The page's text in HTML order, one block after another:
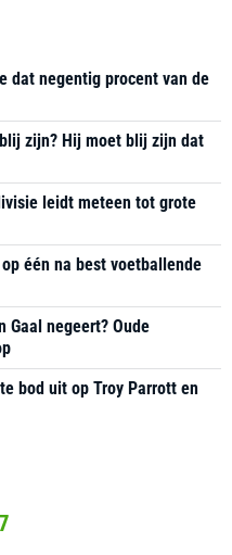
dat negentig procent van de
zijn? Hij moet blij zijn dat
leidt meteen tot grote
één na best voetballende
Gaal negeert? Oude
bod uit op Troy Parrott en